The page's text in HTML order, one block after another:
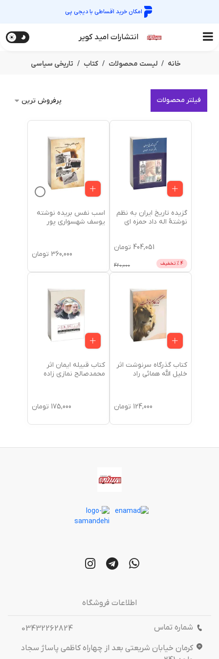
امکان خرید اقساطی بادیجی پی
انتشارات امید کویر
خانه لیست محصولات کتاب تاریخی سیاسی
فیلتر محصولات
گزیده تاریخ ایران به نظم
نوشتۀ اله داد حمزه ای
404,051 تومان
4 % تخفیف 420,000
اسب نفس بریده نوشته
یوسف شهسواری پور
360,000 تومان
کتاب گذرگاه سرنوشت اثر
خلیل الله همائی راد
124,000 تومان
کتاب قبیله ایمان اثر
محمدصالح نمازی زاده
175,000 تومان
اطلاعات فروشگاه
شماره تماس
03432262824
کرمان خیابان شریعتی بعد از چهاراه کاظمی پاساژ سجاد